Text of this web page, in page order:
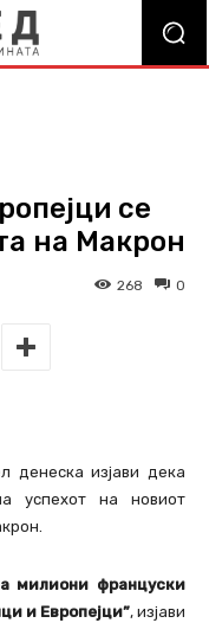
се
на Макрон
0
268
денеска изјави дека
успехот на новиот
милиони француски
и Европејци”, изјави